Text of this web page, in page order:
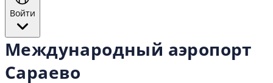
Войти
Международный аэропорт
Сараево